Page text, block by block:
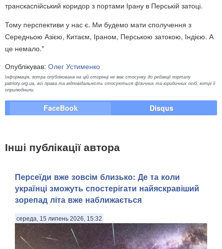
транскаспійський коридор з портами Ірану в Перській затоці.
Тому перспективи у нас є. Ми будемо мати сполучення з
Середньою Азією, Китаєм, Іраном, Перською затокою, Індією. А
це немало."
Опублікував: Олег Устименко
Інформація, котра опублікована на цій сторінці не має стосунку до редакції порталу
patrioty.org.ua, всі права та відповідальність стосуються фізичних та юридичних осіб, котрі її
оприлюднили.
FaceBook Disqus
Інші публікації автора
Персеїди вже зовсім близько: Де та коли
українці зможуть спостерігати найяскравіший
зорепад літа вже наближається
середа, 15 липень 2026, 15:32